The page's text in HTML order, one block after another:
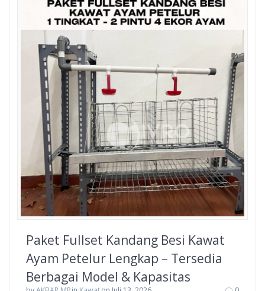
Paket Fullset Kandang Besi Kawat
Ayam Petelur Lengkap – Tersedia
Berbagai Model & Kapasitas